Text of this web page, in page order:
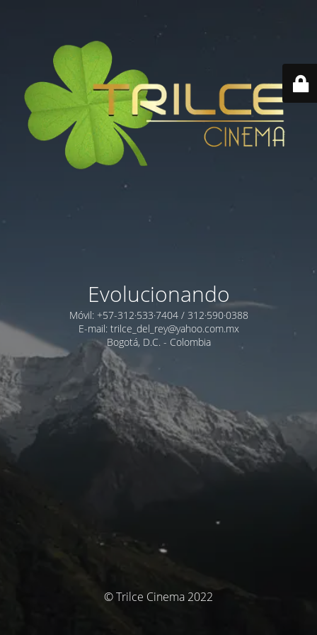
Evolucionando
Móvil: +57-312·533·7404 / 312·590·0388
E-mail: trilce_del_rey@yahoo.com.mx
Bogotá, D.C. - Colombia
© Trilce Cinema 2022